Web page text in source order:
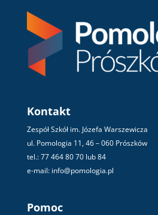
Kontakt
Zespół Szkół im. Józefa Warszewicza
ul. Pomologia 11, 46 – 060 Prószków
tel.: 77 464 80 70 lub 84
e-mail: info@pomologia.pl
Pomoc